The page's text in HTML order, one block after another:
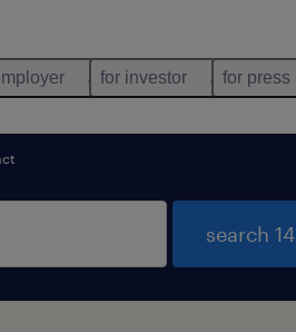
for investor for press
search